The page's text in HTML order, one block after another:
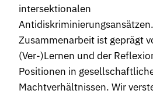
intersektionalen
Zusammenarbeit ist geprägt
(Ver-)Lernen und der
Positionen in
Machtverhältnissen. Wir